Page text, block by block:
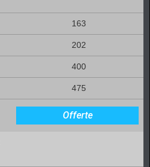
163
202
400
475
Offerte